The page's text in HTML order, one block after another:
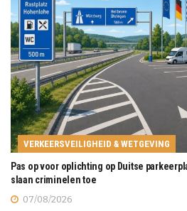
VERKEERSVEILIGHEID & WETGEVING
Pas op voor oplichting op Duitse
slaan criminelen toe
07/08/2026